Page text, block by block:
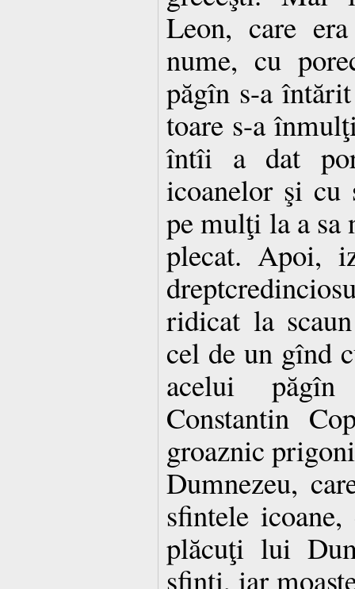
Leon, care
nume, cu
păgîn s-a
toare s-a
întîi a dat
icoanelor şi cu
pe mulţi la a sa
plecat. Apoi,
ridicat la
cel de un gînd
acelui
Constantin
groaznic
Dumnezeu,
sfintele
plăcuţi lui
sfinţi, iar